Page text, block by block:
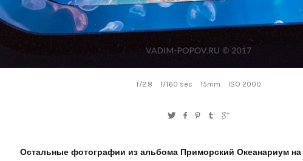
f/2.8 1/160 sec 15mm ISO 2000
Остальные фотографии из альбома Приморский Океанариум на